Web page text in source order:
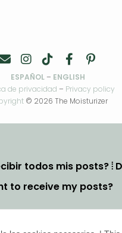
ESPAÑOL– ENGLISH
de privacidad – Privacy policy
© 2026 The Moisturizer
todos mis posts? ⦙
to receive my posts?